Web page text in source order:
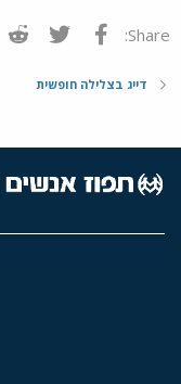
Share: פייסבוק Twitter
דייג בצלילה חופשית